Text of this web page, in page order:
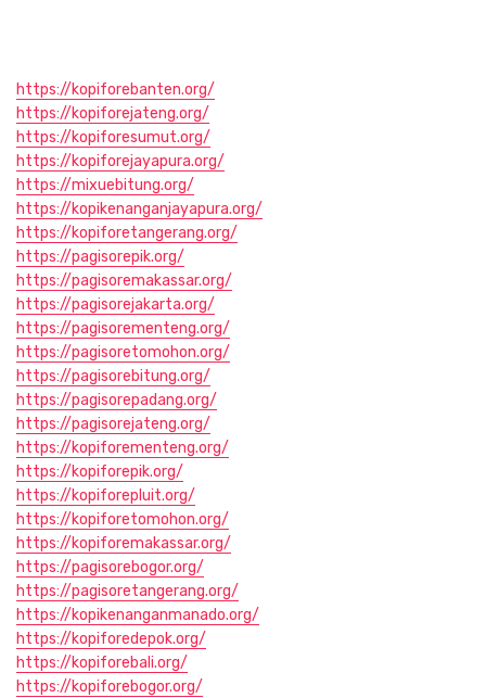
https://kopiforebanten.org/
https://kopiforejateng.org/
https://kopiforesumut.org/
https://kopiforejayapura.org/
https://mixuebitung.org/
https://kopikenanganjayapura.org/
https://kopiforetangerang.org/
https://pagisorepik.org/
https://pagisoremakassar.org/
https://pagisorejakarta.org/
https://pagisorementeng.org/
https://pagisoretomohon.org/
https://pagisorebitung.org/
https://pagisorepadang.org/
https://pagisorejateng.org/
https://kopiforementeng.org/
https://kopiforepik.org/
https://kopiforepluit.org/
https://kopiforetomohon.org/
https://kopiforemakassar.org/
https://pagisorebogor.org/
https://pagisoretangerang.org/
https://kopikenanganmanado.org/
https://kopiforedepok.org/
https://kopiforebali.org/
https://kopiforebogor.org/